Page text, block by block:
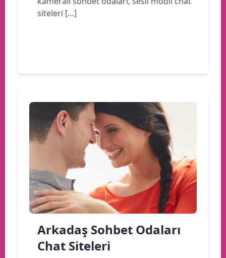
siteleri […]
Arkadaş Sohbet Odaları
Chat Siteleri